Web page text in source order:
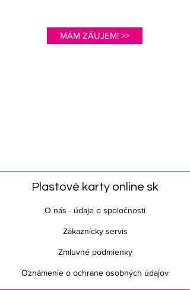
MÁM ZÁUJEM! >>
Plastové karty online sk
O nás - údaje o spoločnosti
Zákaznícky servis
Zmluvné podmienky
Oznámenie o ochrane osobných údajov